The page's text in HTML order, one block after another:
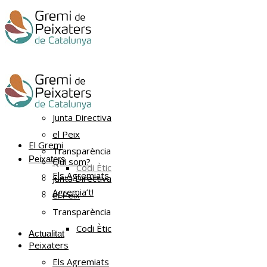
El Gremi
Qui som?
Junta Directiva
el Peix
Transparència
Codi Ètic
Peixaters
Els Agremiats
Agremia’t!
Actualitat
El Gremi
Qui som?
Junta Directiva
el Peix
Transparència
Codi Ètic
Peixaters
Els Agremiats